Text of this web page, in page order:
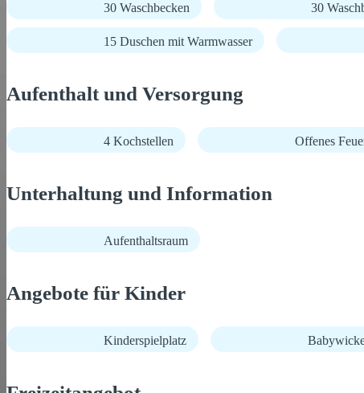
30 Waschbecken 30
15 Duschen mit Warmwasser
Aufenthalt und Versorgung
4 Kochstellen Offenes
Unterhaltung und Information
Aufenthaltsraum
Angebote für Kinder
Kinderspielplatz